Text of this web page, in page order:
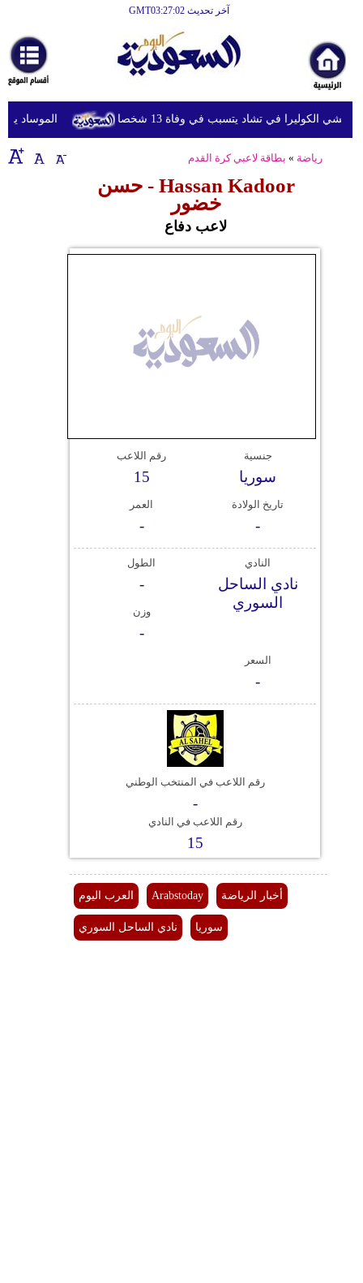
آخر تحديث GMT03:27:02
أخبارعاجلة
رياضة
ثقافة
إقتصاد
الموساد تفشي الكوليرا في تشاد يتسبب في وفاة 13 شخصا
رياضة » بطاقة لاعبي كرة القدم
Hassan Kadoor - حسن
خضور
لاعب دفاع
جنسية
سوريا
رقم اللاعب
15
تاريخ الولادة
-
العمر
-
النادي
نادي الساحل
السوري
الطول
-
وزن
-
السعر
-
رقم اللاعب في المنتخب الوطني
-
رقم اللاعب في النادي
15
العرب اليوم Arabstoday أخبار الرياضة
نادي الساحل السوري سوريا